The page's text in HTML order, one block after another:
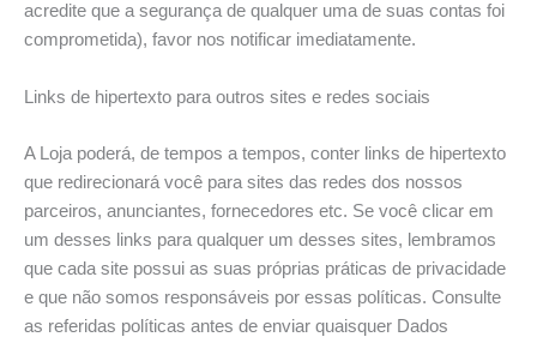
acredite que a segurança de qualquer uma de suas contas foi
comprometida), favor nos notificar imediatamente.
Links de hipertexto para outros sites e redes sociais
A Loja poderá, de tempos a tempos, conter links de hipertexto
que redirecionará você para sites das redes dos nossos
parceiros, anunciantes, fornecedores etc. Se você clicar em
um desses links para qualquer um desses sites, lembramos
que cada site possui as suas próprias práticas de privacidade
e que não somos responsáveis por essas políticas. Consulte
as referidas políticas antes de enviar quaisquer Dados